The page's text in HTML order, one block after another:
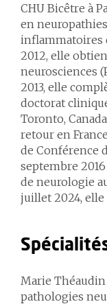
CHU Bicêtre à
en
inflammatoires
2012, elle
neurosciences
2013, elle
doctorat
Toronto,
retour en
de Conférence
septembre
de neurologie
juillet 2024, elle
Marie
pathologies